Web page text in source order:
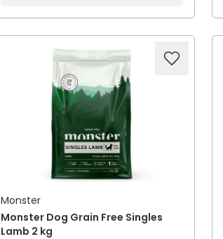
Monster
Monster Dog Grain Free Singles
Lamb 2 kg